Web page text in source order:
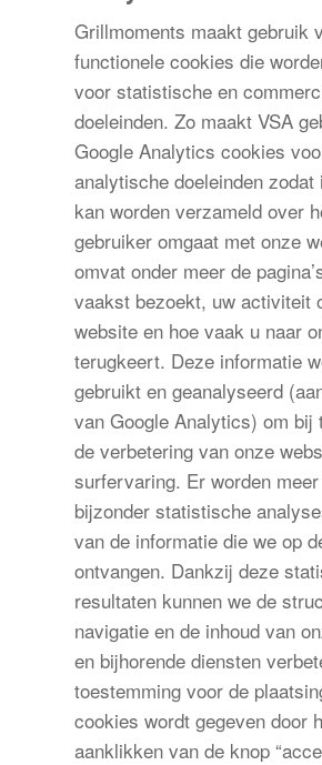
Grillmoments maakt gebruik
functionele cookies die
voor statistische en
doeleinden. Zo maakt VSA
Google Analytics cookies
analytische doeleinden zodat
kan worden verzameld over
gebruiker omgaat met onze
omvat onder meer de
vaakst bezoekt, uw activiteit
website en hoe vaak u naar
terugkeert. Deze informatie
gebruikt en geanalyseerd
van Google Analytics) om bij
de verbetering van onze
surfervaring. Er worden
bijzonder statistische
van de informatie die we op
ontvangen. Dankzij deze
resultaten kunnen we de
navigatie en de inhoud van
en bijhorende diensten
toestemming voor de
cookies wordt gegeven door
aanklikken van de knop